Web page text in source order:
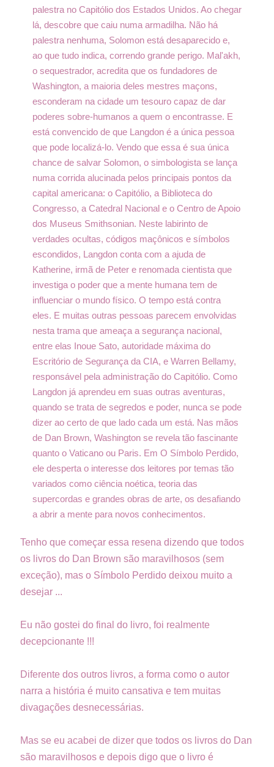
palestra no Capitólio dos Estados Unidos. Ao chegar
lá, descobre que caiu numa armadilha. Não há
palestra nenhuma, Solomon está desaparecido e,
ao que tudo indica, correndo grande perigo. Mal'akh,
o sequestrador, acredita que os fundadores de
Washington, a maioria deles mestres maçons,
esconderam na cidade um tesouro capaz de dar
poderes sobre-humanos a quem o encontrasse. E
está convencido de que Langdon é a única pessoa
que pode localizá-lo. Vendo que essa é sua única
chance de salvar Solomon, o simbologista se lança
numa corrida alucinada pelos principais pontos da
capital americana: o Capitólio, a Biblioteca do
Congresso, a Catedral Nacional e o Centro de Apoio
dos Museus Smithsonian. Neste labirinto de
verdades ocultas, códigos maçônicos e símbolos
escondidos, Langdon conta com a ajuda de
Katherine, irmã de Peter e renomada cientista que
investiga o poder que a mente humana tem de
influenciar o mundo físico. O tempo está contra
eles. E muitas outras pessoas parecem envolvidas
nesta trama que ameaça a segurança nacional,
entre elas Inoue Sato, autoridade máxima do
Escritório de Segurança da CIA, e Warren Bellamy,
responsável pela administração do Capitólio. Como
Langdon já aprendeu em suas outras aventuras,
quando se trata de segredos e poder, nunca se pode
dizer ao certo de que lado cada um está. Nas mãos
de Dan Brown, Washington se revela tão fascinante
quanto o Vaticano ou Paris. Em O Símbolo Perdido,
ele desperta o interesse dos leitores por temas tão
variados como ciência noética, teoria das
supercordas e grandes obras de arte, os desafiando
a abrir a mente para novos conhecimentos.
Tenho que começar essa resena dizendo que todos
os livros do Dan Brown são maravilhosos (sem
exceção), mas o Símbolo Perdido deixou muito a
desejar ...
Eu não gostei do final do livro, foi realmente
decepcionante !!!
Diferente dos outros livros, a forma como o autor
narra a história é muito cansativa e tem muitas
divagações desnecessárias.
Mas se eu acabei de dizer que todos os livros do Dan
são maravilhosos e depois digo que o livro é